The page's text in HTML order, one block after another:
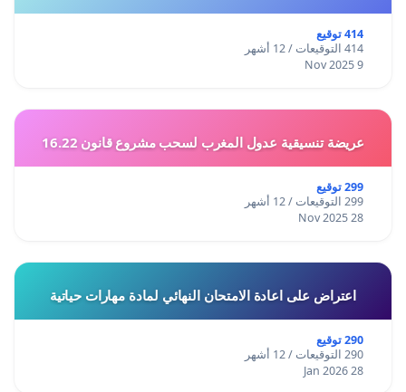
414 توقيع
414 التوقيعات / 12 أشهر
9 Nov 2025
عريضة تنسيقية عدول المغرب لسحب مشروع قانون 16.22
299 توقيع
299 التوقيعات / 12 أشهر
28 Nov 2025
اعتراض على اعادة الامتحان النهائي لمادة مهارات حياتية
290 توقيع
290 التوقيعات / 12 أشهر
28 Jan 2026